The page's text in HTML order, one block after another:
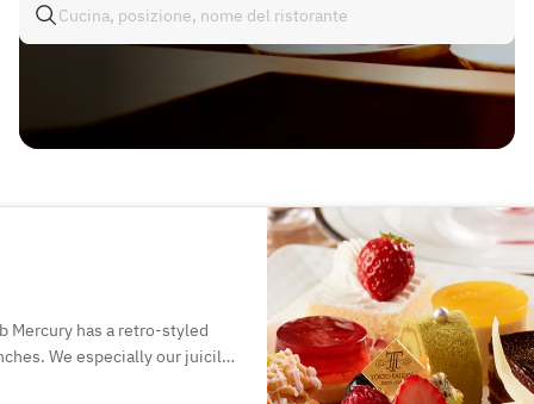
Mercury has a retro-styled
We especially our juicily